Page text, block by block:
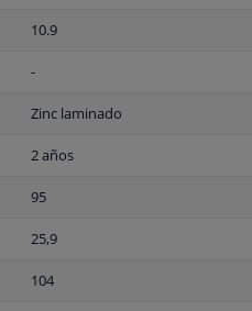
10.9
-
Zinc laminado
2 años
95
25,9
104